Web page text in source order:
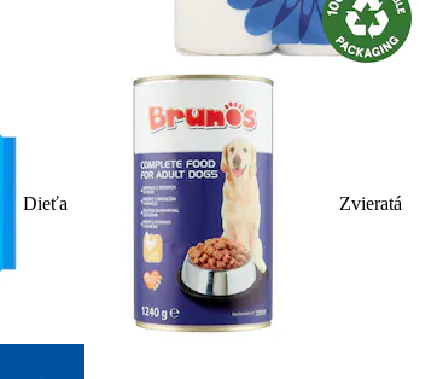
Dieťa Zvieratá